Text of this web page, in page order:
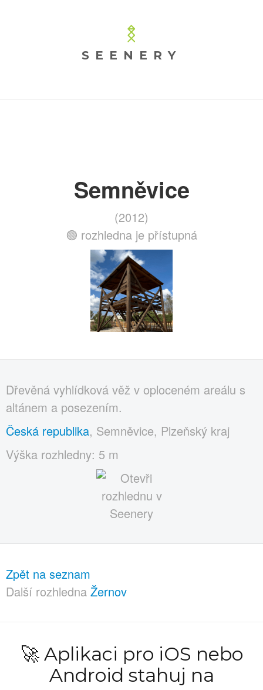
SEENERY
Semněvice
(2012)
🟢 rozhledna je přístupná
Dřevěná vyhlídková věž v oploceném areálu s
altánem a posezením.
Česká republika, Semněvice, Plzeňský kraj
Výška rozhledny: 5 m
Zpět na seznam
Další rozhledna Žernov
🚀 Aplikaci pro iOS nebo
Android stahuj na